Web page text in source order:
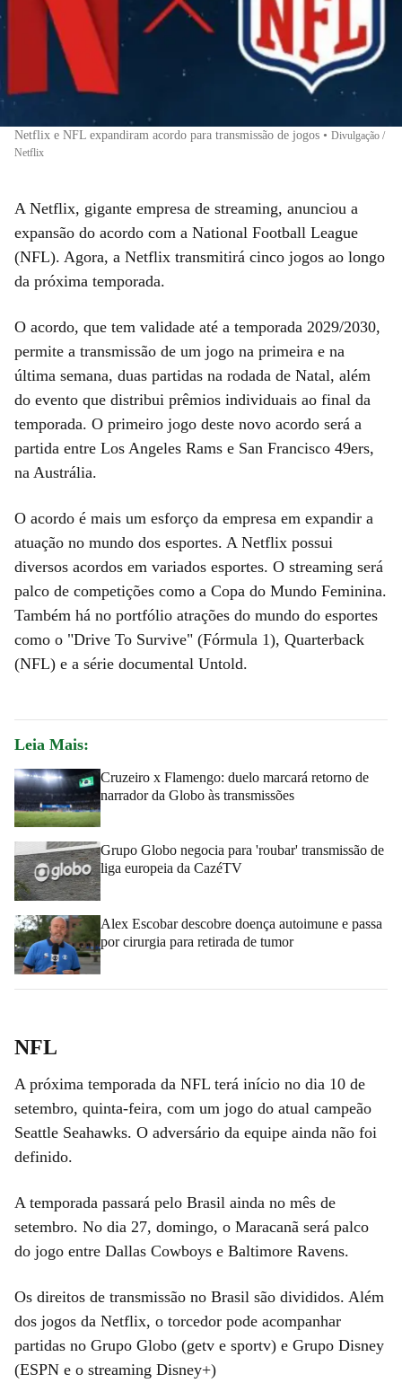
Netflix e NFL expandiram acordo para transmissão de jogos • Divulgação /
Netflix
A Netflix, gigante empresa de streaming, anunciou a
expansão do acordo com a National Football League
(NFL). Agora, a Netflix transmitirá cinco jogos ao longo
da próxima temporada.
O acordo, que tem validade até a temporada 2029/2030,
permite a transmissão de um jogo na primeira e na
última semana, duas partidas na rodada de Natal, além
do evento que distribui prêmios individuais ao final da
temporada. O primeiro jogo deste novo acordo será a
partida entre Los Angeles Rams e San Francisco 49ers,
na Austrália.
O acordo é mais um esforço da empresa em expandir a
atuação no mundo dos esportes. A Netflix possui
diversos acordos em variados esportes. O streaming será
palco de competições como a Copa do Mundo Feminina.
Também há no portfólio atrações do mundo do esportes
como o "Drive To Survive" (Fórmula 1), Quarterback
(NFL) e a série documental Untold.
Leia Mais:
Cruzeiro x Flamengo: duelo marcará retorno de
narrador da Globo às transmissões
Grupo Globo negocia para 'roubar' transmissão de
liga europeia da CazéTV
Alex Escobar descobre doença autoimune e passa
por cirurgia para retirada de tumor
NFL
A próxima temporada da NFL terá início no dia 10 de
setembro, quinta-feira, com um jogo do atual campeão
Seattle Seahawks. O adversário da equipe ainda não foi
definido.
A temporada passará pelo Brasil ainda no mês de
setembro. No dia 27, domingo, o Maracanã será palco
do jogo entre Dallas Cowboys e Baltimore Ravens.
Os direitos de transmissão no Brasil são divididos. Além
dos jogos da Netflix, o torcedor pode acompanhar
partidas no Grupo Globo (getv e sportv) e Grupo Disney
(ESPN e o streaming Disney+)